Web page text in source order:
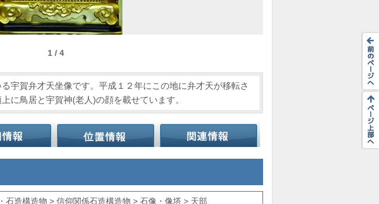
1 / 4
宇賀弁才天坐像です。平成１２年にこの地に弁才天が移転さ
に鳥居と宇賀神(老人)の顔を載せています。
石造構造物 > 信仰関係石造構造物 > 石像・像塔 > 天部